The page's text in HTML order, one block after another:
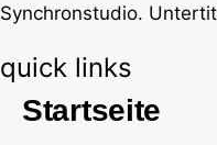
Synchronstudio.
quick links
Startseite